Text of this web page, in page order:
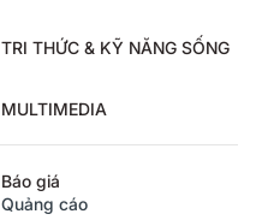
TRI THỨC & KỸ NĂNG SỐNG
MULTIMEDIA
Báo giá
Quảng cáo